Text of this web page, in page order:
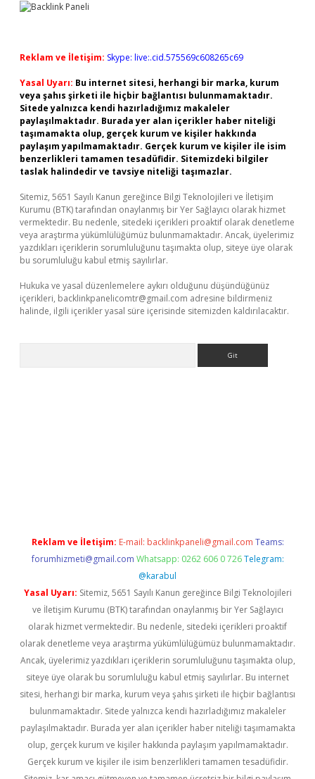
Reklam ve İletişim: Skype: live:.cid.575569c608265c69
Yasal Uyarı: Bu internet sitesi, herhangi bir marka, kurum
veya şahıs şirketi ile hiçbir bağlantısı bulunmamaktadır.
Sitede yalnızca kendi hazırladığımız makaleler
paylaşılmaktadır. Burada yer alan içerikler haber niteliği
taşımamakta olup, gerçek kurum ve kişiler hakkında
paylaşım yapılmamaktadır. Gerçek kurum ve kişiler ile isim
benzerlikleri tamamen tesadüfidir. Sitemizdeki bilgiler
taslak halindedir ve tavsiye niteliği taşımazlar.
Sitemiz, 5651 Sayılı Kanun gereğince Bilgi Teknolojileri ve İletişim
Kurumu (BTK) tarafından onaylanmış bir Yer Sağlayıcı olarak hizmet
vermektedir. Bu nedenle, sitedeki içerikleri proaktif olarak denetleme
veya araştırma yükümlülüğümüz bulunmamaktadır. Ancak, üyelerimiz
yazdıkları içeriklerin sorumluluğunu taşımakta olup, siteye üye olarak
bu sorumluluğu kabul etmiş sayılırlar.
Hukuka ve yasal düzenlemelere aykırı olduğunu düşündüğünüz
içerikleri, backlinkpanelicomtr@gmail.com adresine bildirmeniz
halinde, ilgili içerikler yasal süre içerisinde sitemizden kaldırılacaktır.
Reklam ve İletişim: E-mail: backlinkpaneli@gmail.com Teams:
forumhizmeti@gmail.com Whatsapp: 0262 606 0 726 Telegram:
@karabul
Yasal Uyarı: Sitemiz, 5651 Sayılı Kanun gereğince Bilgi Teknolojileri
ve İletişim Kurumu (BTK) tarafından onaylanmış bir Yer Sağlayıcı
olarak hizmet vermektedir. Bu nedenle, sitedeki içerikleri proaktif
olarak denetleme veya araştırma yükümlülüğümüz bulunmamaktadır.
Ancak, üyelerimiz yazdıkları içeriklerin sorumluluğunu taşımakta olup,
siteye üye olarak bu sorumluluğu kabul etmiş sayılırlar. Bu internet
sitesi, herhangi bir marka, kurum veya şahıs şirketi ile hiçbir bağlantısı
bulunmamaktadır. Sitede yalnızca kendi hazırladığımız makaleler
paylaşılmaktadır. Burada yer alan içerikler haber niteliği taşımamakta
olup, gerçek kurum ve kişiler hakkında paylaşım yapılmamaktadır.
Gerçek kurum ve kişiler ile isim benzerlikleri tamamen tesadüfidir.